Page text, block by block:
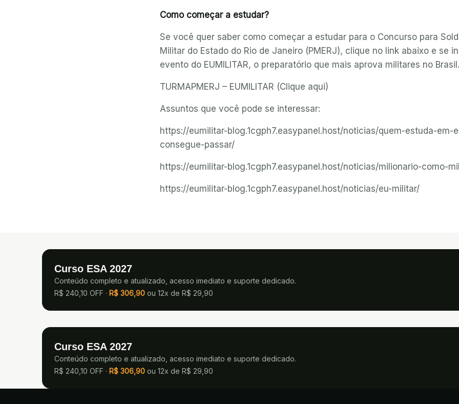
Como começar a estudar?
Se você quer saber como começar a estudar para o Concurso para
Militar do Estado do Rio de Janeiro (PMERJ), clique no link abaixo e se
evento do EUMILITAR, o preparatório que mais aprova militares no Brasil.
TURMAPMERJ – EUMILITAR (Clique aqui)
Assuntos que você pode se interessar:
https://eumilitar-blog.1cgph7.easypanel.host/noticias/quem-estuda-em-
consegue-passar/
https://eumilitar-blog.1cgph7.easypanel.host/noticias/milionario-como-
https://eumilitar-blog.1cgph7.easypanel.host/noticias/eu-militar/
Curso ESA 2027
Conteúdo completo e atualizado, acesso imediato e suporte dedicado.
R$ 240,10 OFF · R$ 306,90 ou 12x de R$ 29,90
Curso ESA 2027
Conteúdo completo e atualizado, acesso imediato e suporte dedicado.
R$ 240,10 OFF · R$ 306,90 ou 12x de R$ 29,90